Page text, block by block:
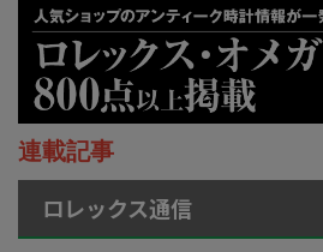
連載記事
ロレックス通信